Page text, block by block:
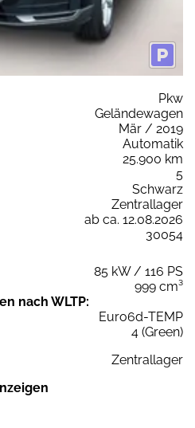
Pkw
Geländewagen
Mär / 2019
Automatik
25.900 km
5
Schwarz
Zentrallager
ab ca. 12.08.2026
30054
85 kW / 116 PS
999 cm³
nach WLTP:
Euro6d-TEMP
4 (Green)
Zentrallager